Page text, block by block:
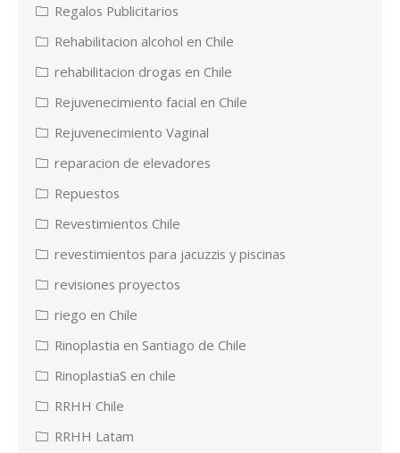
Regalos Publicitarios
Rehabilitacion alcohol en Chile
rehabilitacion drogas en Chile
Rejuvenecimiento facial en Chile
Rejuvenecimiento Vaginal
reparacion de elevadores
Repuestos
Revestimientos Chile
revestimientos para jacuzzis y piscinas
revisiones proyectos
riego en Chile
Rinoplastia en Santiago de Chile
RinoplastiaS en chile
RRHH Chile
RRHH Latam